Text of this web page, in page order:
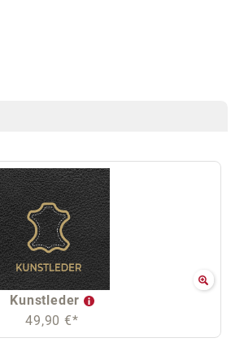
Kunstleder
49,90 €*